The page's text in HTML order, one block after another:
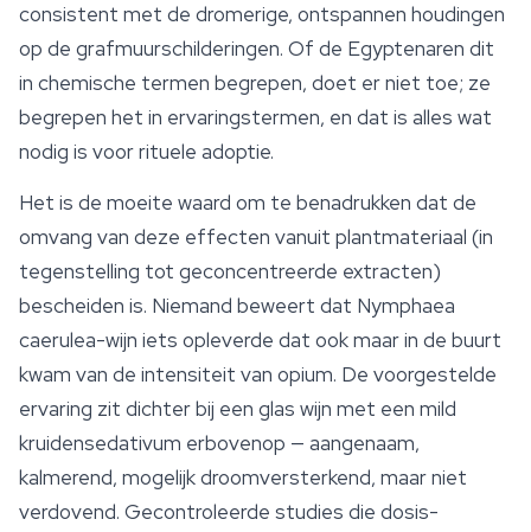
consistent met de dromerige, ontspannen houdingen
op de grafmuurschilderingen. Of de Egyptenaren dit
in chemische termen begrepen, doet er niet toe; ze
begrepen het in ervaringstermen, en dat is alles wat
nodig is voor rituele adoptie.
Het is de moeite waard om te benadrukken dat de
omvang van deze effecten vanuit plantmateriaal (in
tegenstelling tot geconcentreerde extracten)
bescheiden is. Niemand beweert dat Nymphaea
caerulea-wijn iets opleverde dat ook maar in de buurt
kwam van de intensiteit van opium. De voorgestelde
ervaring zit dichter bij een glas wijn met een mild
kruidensedativum erbovenop — aangenaam,
kalmerend, mogelijk droomversterkend, maar niet
verdovend. Gecontroleerde studies die dosis-